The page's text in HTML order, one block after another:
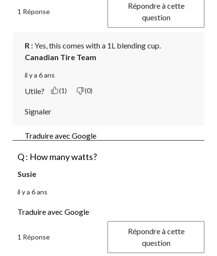
1 Réponse
Répondre à cette
question
R : Yes, this comes with a 1L blending cup.
Canadian Tire Team
il y a 6 ans
Utile? (1) (0)
Signaler
Traduire avec Google
Q : How many watts?
Susie
il y a 6 ans
Traduire avec Google
1 Réponse
Répondre à cette
question